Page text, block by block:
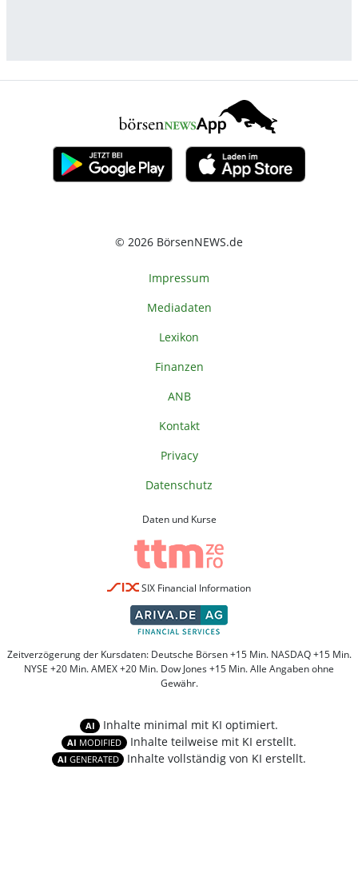
© 2026 BörsenNEWS.de
Impressum
Mediadaten
Lexikon
Finanzen
ANB
Kontakt
Privacy
Datenschutz
Daten und Kurse
SIX Financial Information
Zeitverzögerung der Kursdaten: Deutsche Börsen +15 Min. NASDAQ +15 Min.
NYSE +20 Min. AMEX +20 Min. Dow Jones +15 Min. Alle Angaben ohne
Gewähr.
AI Inhalte minimal mit KI optimiert.
AI MODIFIED Inhalte teilweise mit KI erstellt.
AI GENERATED Inhalte vollständig von KI erstellt.